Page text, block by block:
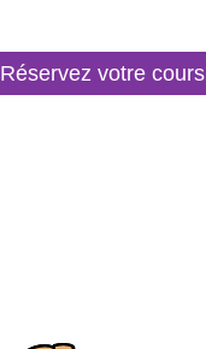
Réservez votre cours